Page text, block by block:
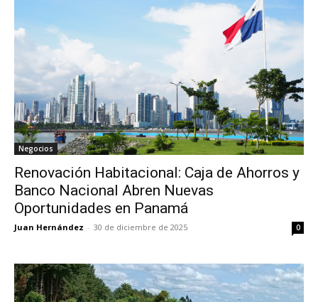
Negocios
Renovación Habitacional: Caja de Ahorros y
Banco Nacional Abren Nuevas
Oportunidades en Panamá
Juan Hernández - 30 de diciembre de 2025 0